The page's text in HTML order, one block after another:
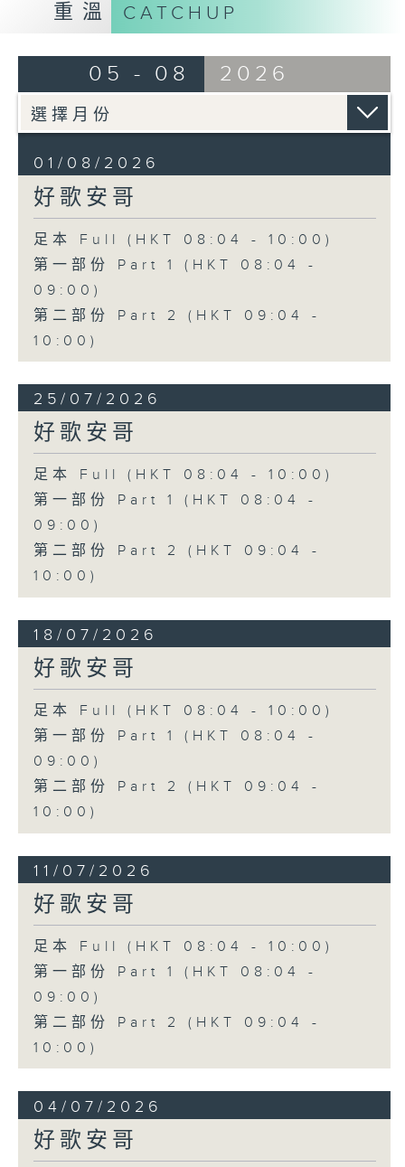
重溫 CATCHUP
05 - 08 2026
01/08/2026
好歌安哥
足本 Full (HKT 08:04 - 10:00)
第一部份 Part 1 (HKT 08:04 -
09:00)
第二部份 Part 2 (HKT 09:04 -
10:00)
25/07/2026
好歌安哥
足本 Full (HKT 08:04 - 10:00)
第一部份 Part 1 (HKT 08:04 -
09:00)
第二部份 Part 2 (HKT 09:04 -
10:00)
18/07/2026
好歌安哥
足本 Full (HKT 08:04 - 10:00)
第一部份 Part 1 (HKT 08:04 -
09:00)
第二部份 Part 2 (HKT 09:04 -
10:00)
11/07/2026
好歌安哥
足本 Full (HKT 08:04 - 10:00)
第一部份 Part 1 (HKT 08:04 -
09:00)
第二部份 Part 2 (HKT 09:04 -
10:00)
04/07/2026
好歌安哥